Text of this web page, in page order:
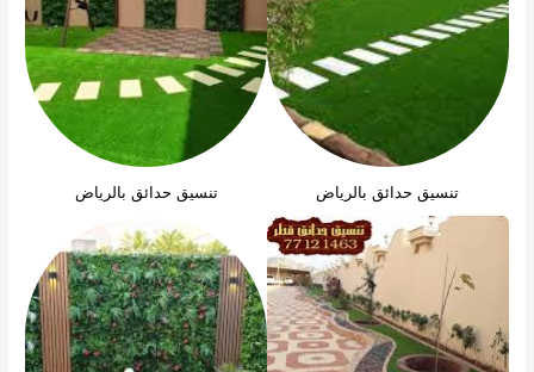
تنسيق حدائق بالرياض تنسيق حدائق بالرياض